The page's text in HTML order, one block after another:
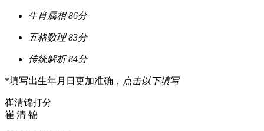
生肖属相 86分
五格数理 83分
传统解析 84分
*填写出生年月日更加准确， 点击以下填写
崔清锦打分
崔 清 锦